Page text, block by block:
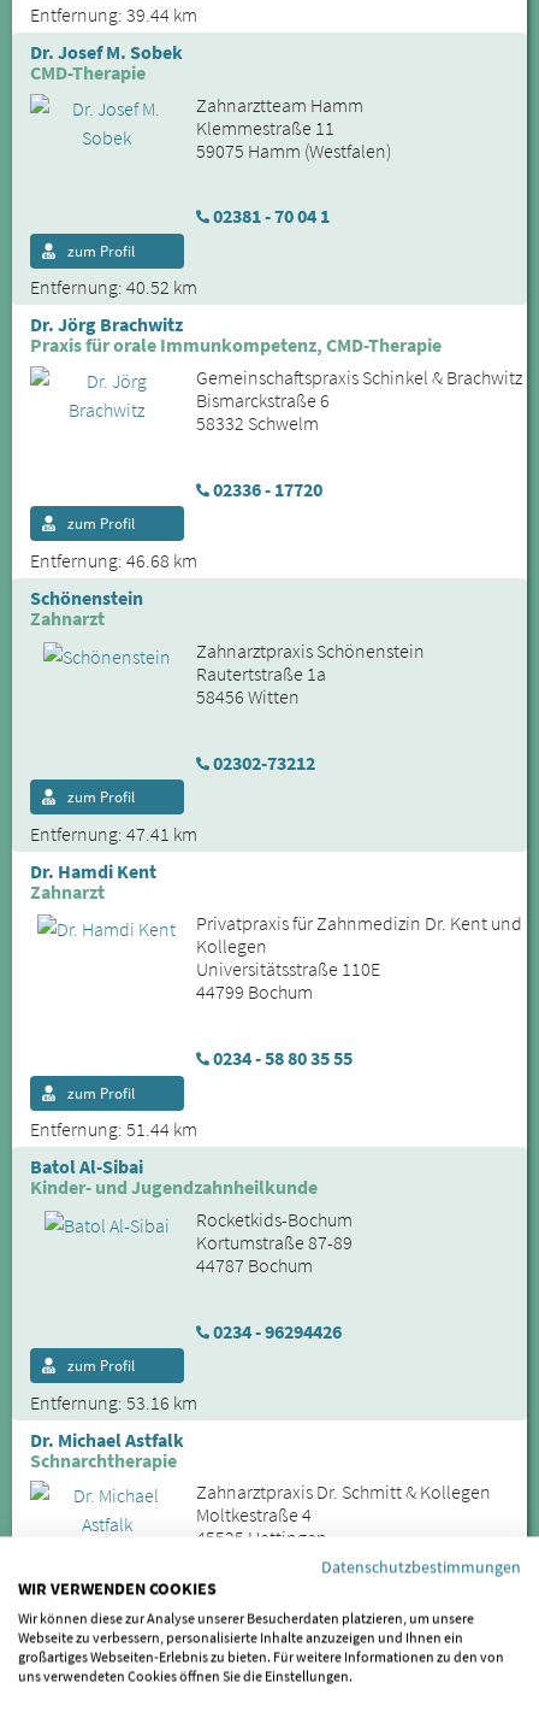
Entfernung: 39.44 km
Dr. Josef M. Sobek
CMD-Therapie
Zahnarztteam Hamm
Klemmestraße 11
59075 Hamm (Westfalen)
02381 - 70 04 1
Entfernung: 40.52 km
zum Profil
Dr. Jörg Brachwitz
Praxis für orale Immunkompetenz, CMD-Therapie
Gemeinschaftspraxis Schinkel & Brachwitz
Bismarckstraße 6
58332 Schwelm
02336 - 17720
Entfernung: 46.68 km
zum Profil
Schönenstein
Zahnarzt
Zahnarztpraxis Schönenstein
Rautertstraße 1a
58456 Witten
02302-73212
Entfernung: 47.41 km
zum Profil
Dr. Hamdi Kent
Zahnarzt
Privatpraxis für Zahnmedizin Dr. Kent und
Kollegen
Universitätsstraße 110E
44799 Bochum
0234 - 58 80 35 55
Entfernung: 51.44 km
zum Profil
Batol Al-Sibai
Kinder- und Jugendzahnheilkunde
Rocketkids-Bochum
Kortumstraße 87-89
44787 Bochum
0234 - 96294426
Entfernung: 53.16 km
zum Profil
Dr. Michael Astfalk
Schnarchtherapie
Zahnarztpraxis Dr. Schmitt & Kollegen
Moltkestraße 4
45525 Hattingen
Entfernung: 53.57 km
zum Profil
Datenschutzbestimmungen
WIR VERWENDEN COOKIES
Wir können diese zur Analyse unserer Besucherdaten platzieren, um unsere
Webseite zu verbessern, personalisierte Inhalte anzuzeigen und Ihnen ein
großartiges Webseiten-Erlebnis zu bieten. Für weitere Informationen zu den von
uns verwendeten Cookies öffnen Sie die Einstellungen.